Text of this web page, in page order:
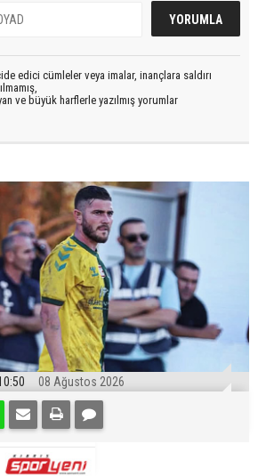
edici cümleler veya imalar, inançlara saldırı
ve büyük harflerle yazılmış yorumlar
08 Ağustos 2026